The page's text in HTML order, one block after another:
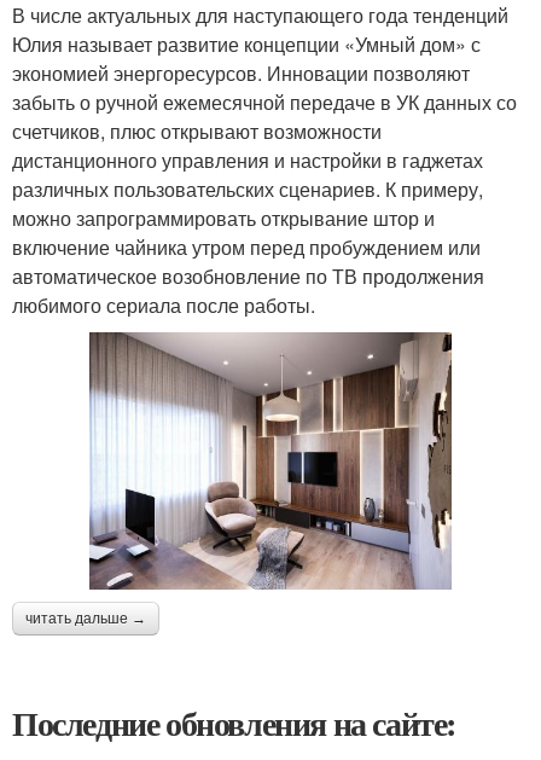
В числе актуальных для наступающего года тенденций
Юлия называет развитие концепции «Умный дом» с
экономией энергоресурсов. Инновации позволяют
забыть о ручной ежемесячной передаче в УК данных со
счетчиков, плюс открывают возможности
дистанционного управления и настройки в гаджетах
различных пользовательских сценариев. К примеру,
можно запрограммировать открывание штор и
включение чайника утром перед пробуждением или
автоматическое возобновление по ТВ продолжения
любимого сериала после работы.
читать дальше →
Последние обновления на сайте: